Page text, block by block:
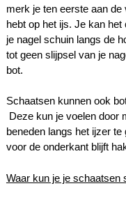
merk je ten eerste aan
hebt op het ijs. Je kan
je nagel schuin langs de
tot geen slijpsel van je
bot.
Schaatsen kunnen ook
Deze kun je voelen door
beneden langs het ijzer
voor de onderkant blijft
Waar kun je je schaatsen